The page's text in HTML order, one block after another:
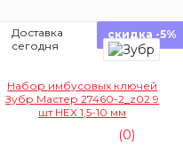
Доставка
сегодня
скидка -5%
Набор имбусовых ключей
Зубр Мастер 27460-2_z02 9
шт HEX 1,5-10 мм
(0)